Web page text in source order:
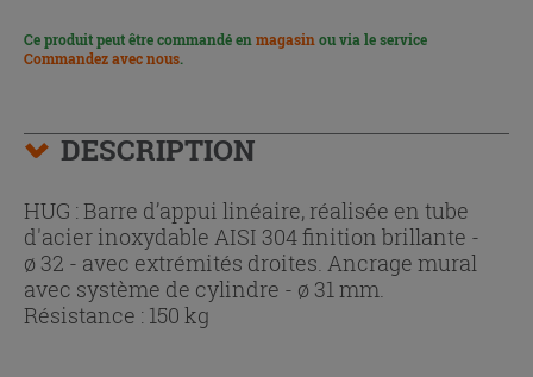
Ce produit peut être commandé en magasin ou via le service
Commandez avec nous.
DESCRIPTION
HUG : Barre d’appui linéaire, réalisée en tube
d'acier inoxydable AISI 304 finition brillante -
ø 32 - avec extrémités droites. Ancrage mural
avec système de cylindre - ø 31 mm.
Résistance : 150 kg